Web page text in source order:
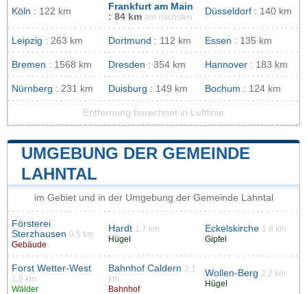
Köln : 122 km
Frankfurt am Main
: 84 km am nächsten
Düsseldorf : 140 km
Leipzig : 263 km Dortmund : 112 km Essen : 135 km
Bremen : 1568 km Dresden : 354 km Hannover : 183 km
Nürnberg : 231 km Duisburg : 149 km Bochum : 124 km
Entfernung berechnet in Luftlinie
UMGEBUNG DER GEMEINDE
LAHNTAL
im Gebiet und in der Umgebung der Gemeinde Lahntal
Försterei
Sterzhausen 0.5 km
Gebäude
Hardt 1.7 km
Hügel
Eckelskirche 1.8 km
Gipfel
Forst Wetter-West
1.9 km
Wälder
Bahnhof Caldern 2.1
km
Bahnhof
Wollen-Berg 2.2 km
Hügel